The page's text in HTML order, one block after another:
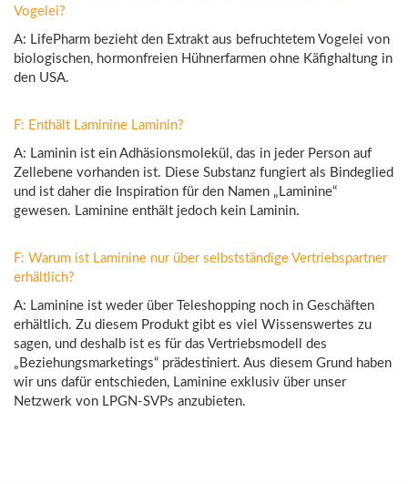
Vogelei?
A: LifePharm bezieht den Extrakt aus befruchtetem Vogelei von
biologischen, hormonfreien Hühnerfarmen ohne Käfighaltung in
den USA.
F: Enthält Laminine Laminin?
A: Laminin ist ein Adhäsionsmolekül, das in jeder Person auf
Zellebene vorhanden ist. Diese Substanz fungiert als Bindeglied
und ist daher die Inspiration für den Namen „Laminine“
gewesen. Laminine enthält jedoch kein Laminin.
F: Warum ist Laminine nur über selbstständige Vertriebspartner
erhältlich?
A: Laminine ist weder über Teleshopping noch in Geschäften
erhältlich. Zu diesem Produkt gibt es viel Wissenswertes zu
sagen, und deshalb ist es für das Vertriebsmodell des
„Beziehungsmarketings“ prädestiniert. Aus diesem Grund haben
wir uns dafür entschieden, Laminine exklusiv über unser
Netzwerk von LPGN-SVPs anzubieten.